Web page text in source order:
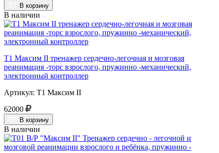
В корзину
В наличии
Т1 Максим II тренажер сердечно-легочная и мозговая
реанимация -торс взрослого, пружинно -механический,
электронный контроллер
Артикул: Т1 Максим II
62000
В корзину
В наличии